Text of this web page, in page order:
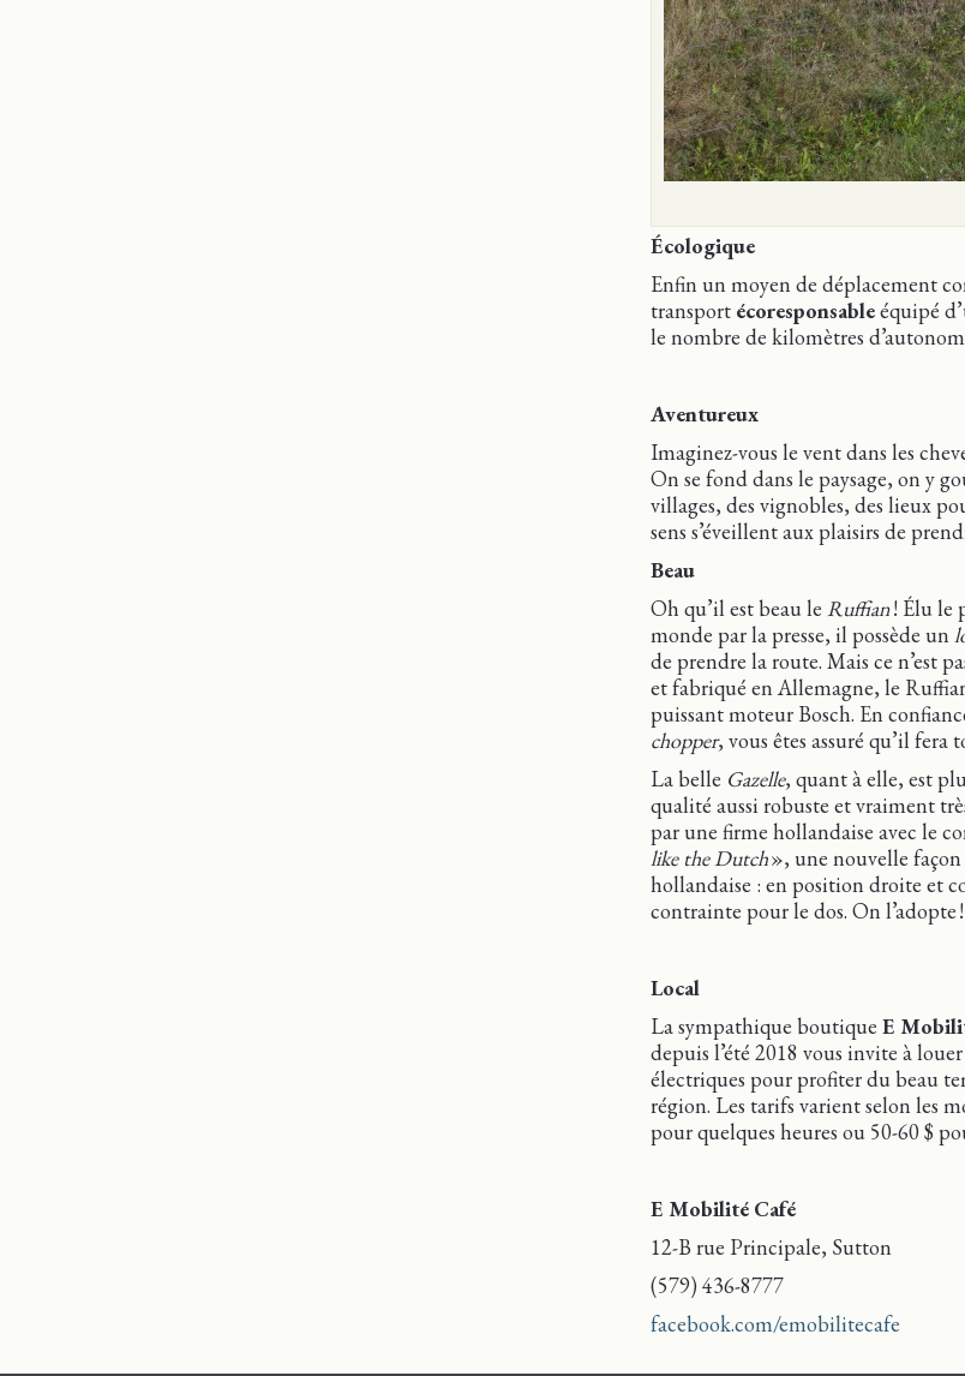
Écologique
Enfin un moyen de déplacement
transport écoresponsableéquipé
le nombre de kilomètres
Aventureux
Imaginez-vous le vent dans les
On se fond dans le paysage, on y
villages, des vignobles, des lieux
sens s’éveillent aux plaisirs de
Beau
Oh qu’il est beau le Ruffian! Élu le
monde par la presse, il possède un
de prendre la route. Mais ce n’est
et fabriqué en Allemagne, le
puissant moteur Bosch. En
chopper, vous êtes assuré qu’il fera
La belle Gazelle, quant à elle, est
qualité aussi robuste et vraiment
par une firme hollandaise avec le
like the Dutch», une nouvelle façon
hollandaise : en position droite et
contrainte pour le dos. On l’adopte !
Local
La sympathique boutique E
depuis l’été 2018 vous invite à louer
électriques pour profiter du beau
région. Les tarifs varient selon les
pour quelques heures ou 50-60 $
E Mobilité Café
12-B rue Principale, Sutton
(579) 436-8777
facebook.com/emobilitecafe